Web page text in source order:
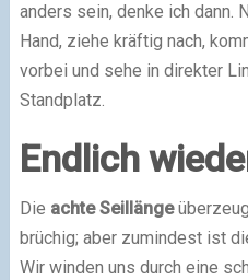
anders sein, denke ich dann.
Hand, ziehe kräftig nach,
vorbei und sehe in direkter
Standplatz.
Endlich
Die achte Seillänge
brüchig; aber zumindest ist
Wir winden uns durch eine